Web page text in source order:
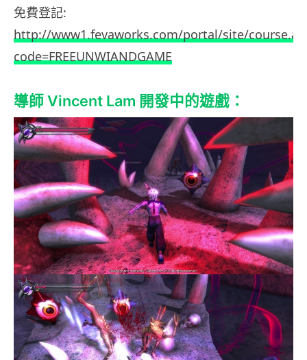
免費登記:
http://www1.fevaworks.com/portal/site/
code=FREEUNWIANDGAME
導師 Vincent Lam 開發中的遊戲：